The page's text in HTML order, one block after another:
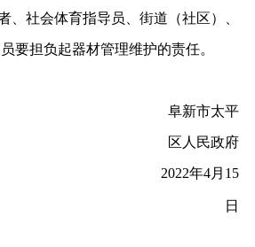
社会体育指导员、街道（社区）、
要担负起器材管理维护的责任。
阜新市太平
区人民政府
2022年4月15
日